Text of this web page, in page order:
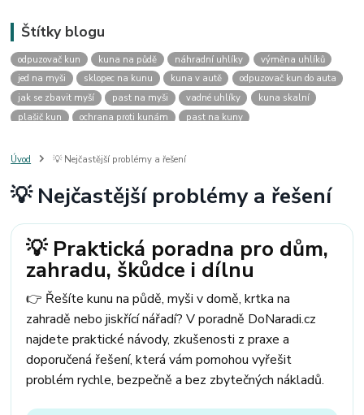
Štítky blogu
odpuzovač kun kuna na půdě náhradní uhlíky
výměna uhlíků
jed na myši
sklopec na kunu kuna v autě
odpuzovač kun do auta
jak se zbavit myší
past na myši vadné uhlíky
kuna skalní
plašič kun
ochrana proti kunám
past na kuny
past na kunu
myši v domě odpuzovač myší
štěnice
štěnice v hotelu jak se zbavit kuny
kuna ve střeše
mravenci a mšice
uhlíky do nářadí
uhlíky do nařadí
uhlíky do vysavače
uhlíky do pračky uhlíky do
uhlíky parkside
uhlíky ferm uhlíky makita
uhlíkové kartáče
kde sehnat uhlíky
kde koupit uhlíky
Úvod 💡 Nejčastější problémy a řešení
💡 Nejčastější problémy a řešení
💡 Praktická poradna pro dům,
zahradu, škůdce i dílnu
👉 Řešíte kunu na půdě, myši v domě, krtka na
zahradě nebo jiskřící nářadí? V poradně DoNaradi.cz
najdete praktické návody, zkušenosti z praxe a
doporučená řešení, která vám pomohou vyřešit
problém rychle, bezpečně a bez zbytečných nákladů.